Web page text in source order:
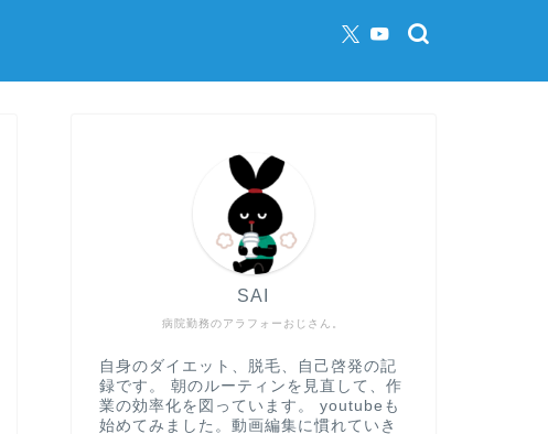
病院勤務のアラフォーおじさん。
SAI
自身のダイエット、脱毛、自己啓発の記
録です。 朝のルーティンを見直して、作
業の効率化を図っています。 youtubeも
始めてみました。動画編集に慣れていき